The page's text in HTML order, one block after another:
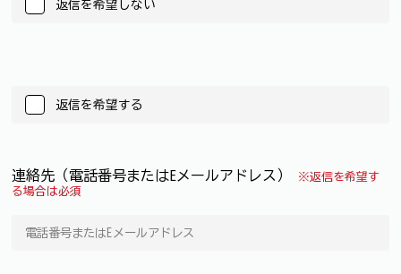
返信を希望しない
返信を希望する
連絡先（電話番号またはEメールアドレス）
※返信を希望す
る場合は必須